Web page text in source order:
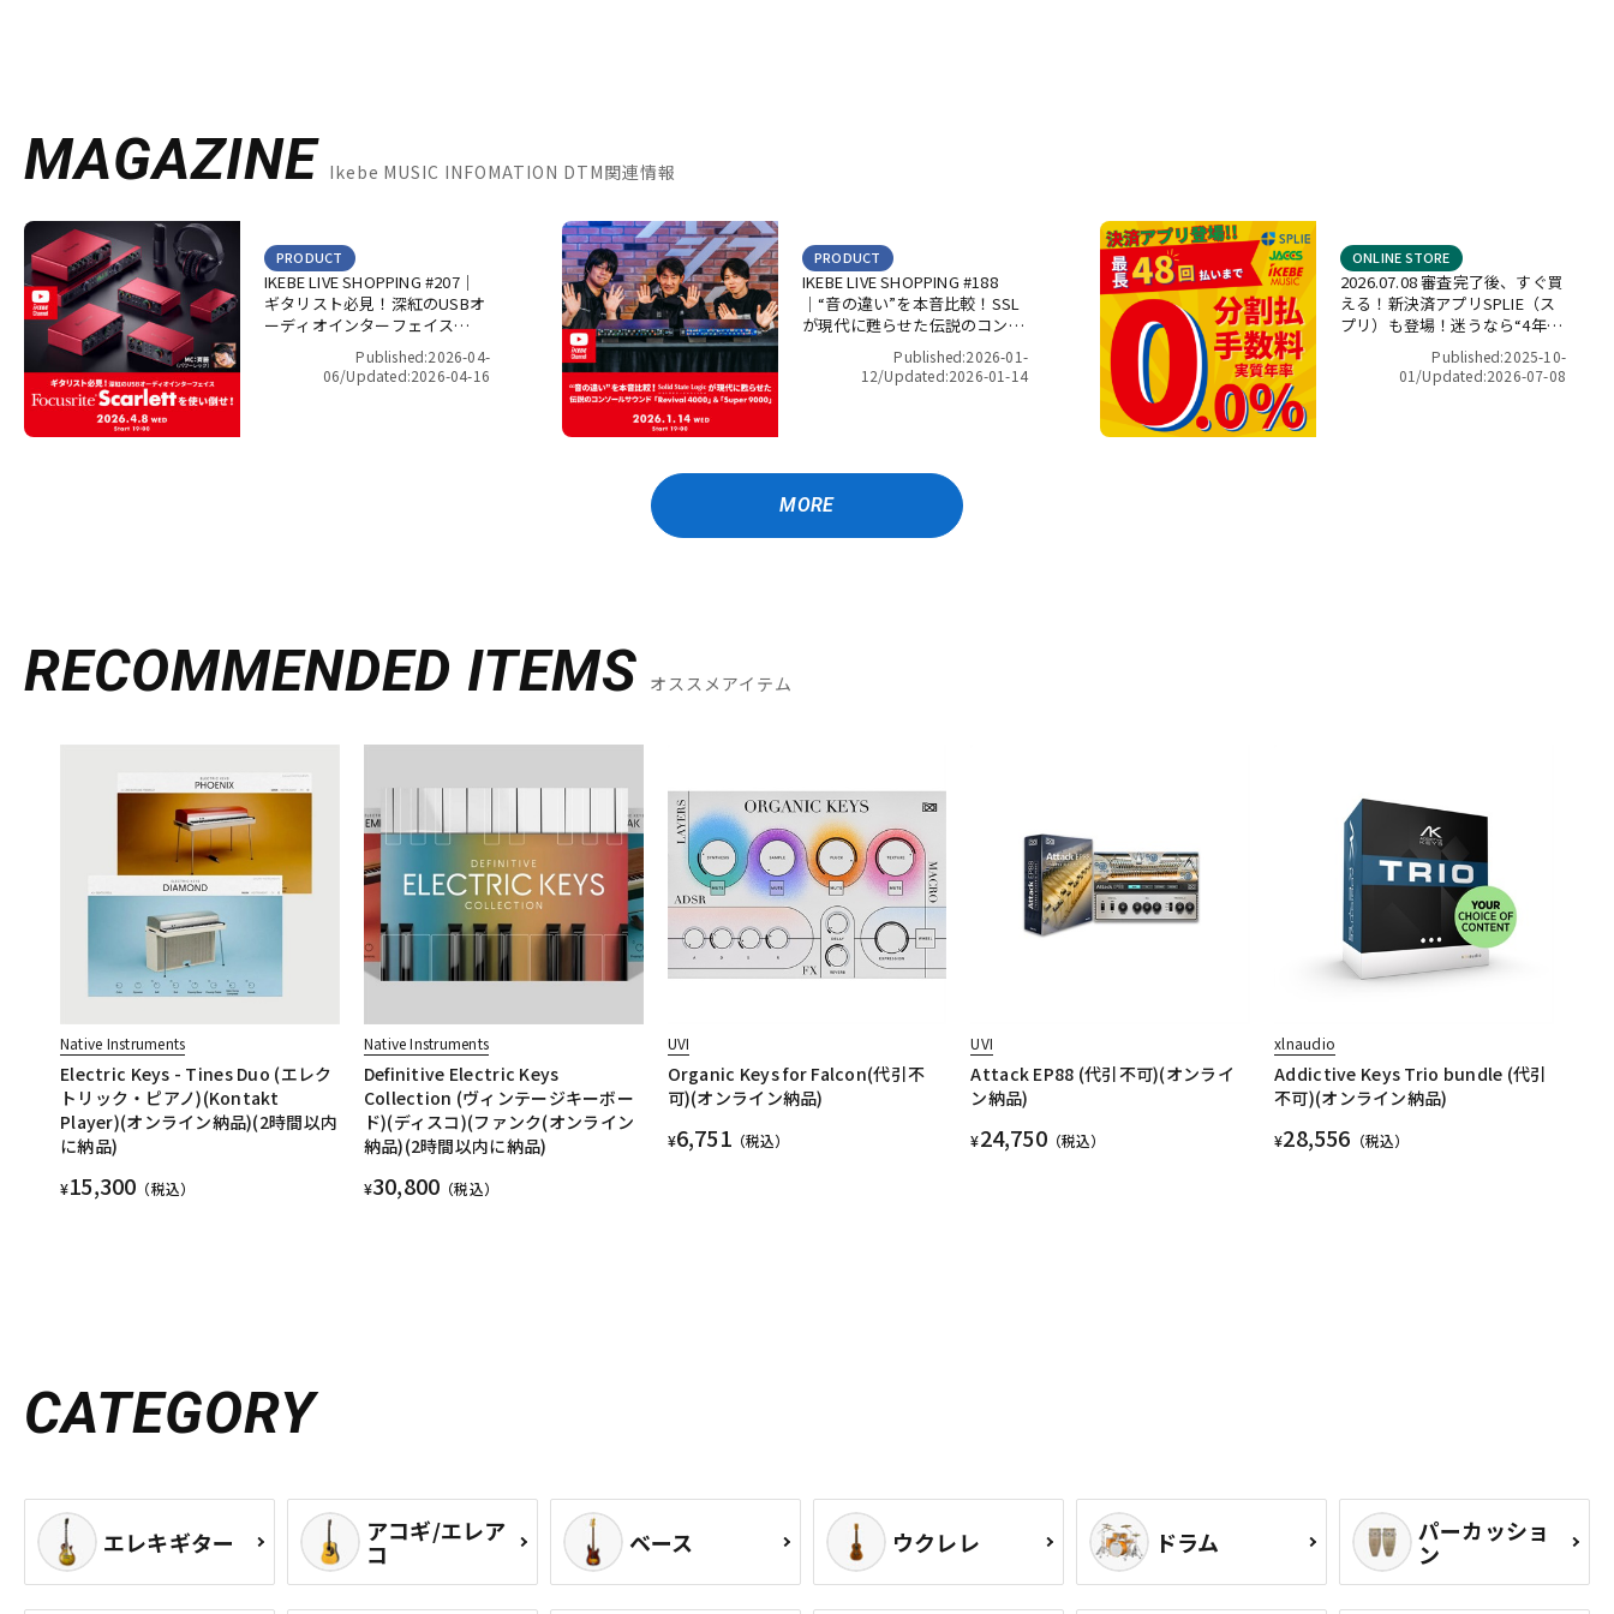
MAGAZINE Ikebe MUSIC INFOMATION DTM関連情報
IKEBE LIVE SHOPPING #207｜
ギタリスト必見！深紅のUSBオ
ーディオインターフェイス
Focusrite Scarlett を使い倒
せ！【presented by パワーレ
PRODUCT
Published:2026-04-
06/Updated:2026-04-16
IKEBE LIVE SHOPPING #188
｜“音の違い”を本音比較！SSL
が現代に甦らせた伝説のコンソ
ールサウンド「Revival 4000」
＆「Super 9000」【presented
by パワーレック】
PRODUCT
Published:2026-01-
12/Updated:2026-01-14
2026.07.08 審査完了後、すぐ買
える！新決済アプリSPLIE（ス
プリ）も登場！迷うなら“4年間
金利ゼロ！”最長48回 無金利キ
ャンペーン
ONLINE STORE
Published:2025-10-
01/Updated:2026-07-08
MORE
RECOMMENDED ITEMS オススメアイテム
Native Instruments
Electric Keys - Tines Duo (エレク
トリック・ピアノ)(Kontakt
Player)(オンライン納品)(2時間以内
に納品)
¥15,300 （税込）
Native Instruments
Definitive Electric Keys
Collection (ヴィンテージキーボー
ド)(ディスコ)(ファンク(オンライン
納品)(2時間以内に納品)
¥30,800 （税込）
UVI
Organic Keys for Falcon(代引不
可)(オンライン納品)
¥6,751（税込）
UVI
Attack EP88 (代引不可)(オンライ
ン納品)
¥24,750（税込）
xlnaudio
Addictive Keys Trio bundle (代引
不可)(オンライン納品)
¥28,556 （税込）
CATEGORY
エレキギター アコギ/エレア
コ ベース ウクレレ ドラム パーカッショ
ン